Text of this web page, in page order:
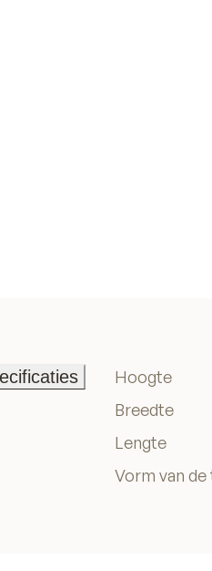
Hoogte
Breedte
Lengte
Vorm van de